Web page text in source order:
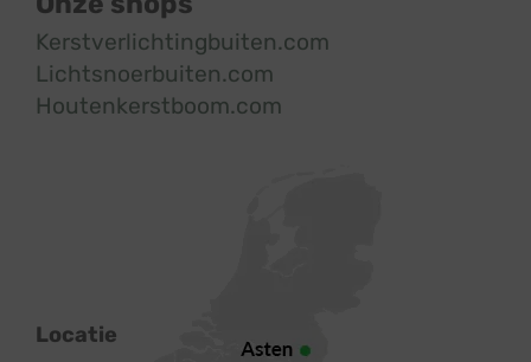
Kerstverlichtingbuiten.com
Lichtsnoerbuiten.com
Houtenkerstboom.com
Locatie